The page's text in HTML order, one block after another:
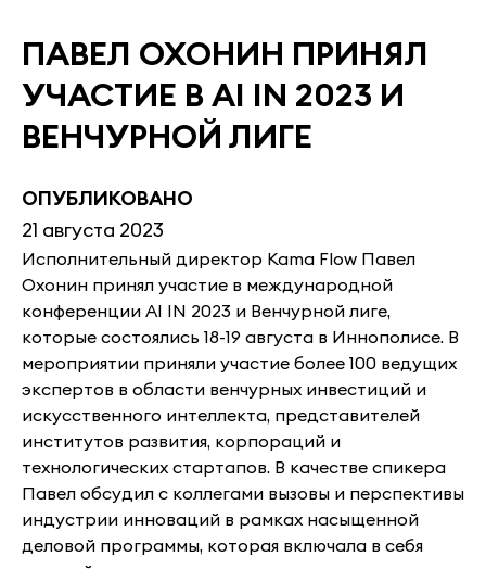
ПАВЕЛ ОХОНИН ПРИНЯЛ
УЧАСТИЕ В AI IN 2023 И
ВЕНЧУРНОЙ ЛИГЕ
ОПУБЛИКОВАНО
21 августа 2023
Исполнительный директор Kama Flow Павел
Охонин принял участие в международной
конференции AI IN 2023 и Венчурной лиге,
которые состоялись 18-19 августа в Иннополисе. В
мероприятии приняли участие более 100 ведущих
экспертов в области венчурных инвестиций и
искусственного интеллекта, представителей
институтов развития, корпораций и
технологических стартапов. В качестве спикера
Павел обсудил с коллегами вызовы и перспективы
индустрии инноваций в рамках насыщенной
деловой программы, которая включала в себя